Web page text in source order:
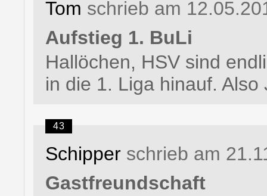
Tom schrieb am
Aufstieg 1. BuLi
Hallöchen, HSV sind
in die 1. Liga hinauf.
43
Schipper schrieb am
Gastfreundschaft